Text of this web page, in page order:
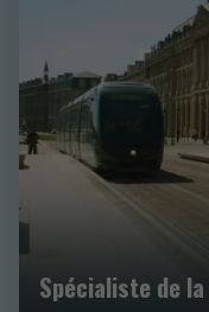
Spécialiste de